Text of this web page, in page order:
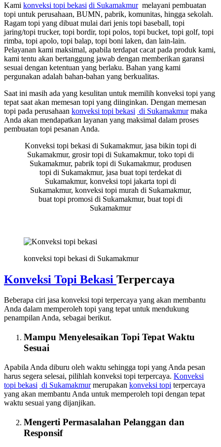
Kami konveksi topi bekasi di Sukamakmurmelayani pembuatan
topi untuk perusahaan, BUMN, pabrik, komunitas, hingga sekolah.
Ragam topi yang dibuat mulai dari jenis topi baseball, topi
jaring/topi trucker, topi bordir, topi polos, topi bucket, topi golf, topi
rimba, topi apolo, topi balap, topi boni laken, dan lain-lain.
Pelayanan kami maksimal, apabila terdapat cacat pada produk kami,
kami tentu akan bertanggung jawab dengan memberikan garansi
sesuai dengan ketentuan yang berlaku. Bahan yang kami
pergunakan adalah bahan-bahan yang berkualitas.
Saat ini masih ada yang kesulitan untuk memilih konveksi topi yang
tepat saat akan memesan topi yang diinginkan. Dengan memesan
topi pada perusahaan konveksi topi bekasi di Sukamakmurmaka
Anda akan mendapatkan layanan yang maksimal dalam proses
pembuatan topi pesanan Anda.
Konveksi topi bekasi di Sukamakmur, jasa bikin topi di
Sukamakmur, grosir topi di Sukamakmur, toko topi di
Sukamakmur, pabrik topi di Sukamakmur, produsen
topi di Sukamakmur, jasa buat topi terdekat di
Sukamakmur, konveksi topi jakarta topi di
Sukamakmur, konveksi topi murah di Sukamakmur,
buat topi promosi di Sukamakmur, buat topi di
Sukamakmur
konveksi topi bekasi di Sukamakmur
Konveksi Topi Bekasi Terpercaya
Beberapa ciri jasa konveksi topi terpercaya yang akan membantu
Anda dalam memperoleh topi yang tepat untuk mendukung
penampilan Anda, sebagai berikut.
Mampu Menyelesaikan Topi Tepat Waktu
Sesuai
Apabila Anda diburu oleh waktu sehingga topi yang Anda pesan
harus segera selesai, pilihlah konveksi topi terpercaya. Konveksi
topi bekasi di Sukamakmurmerupakan konveksi topi terpercaya
yang akan membantu Anda untuk memperoleh topi dengan tepat
waktu sesuai yang dijanjikan.
Mengerti Permasalahan Pelanggan dan
Responsif